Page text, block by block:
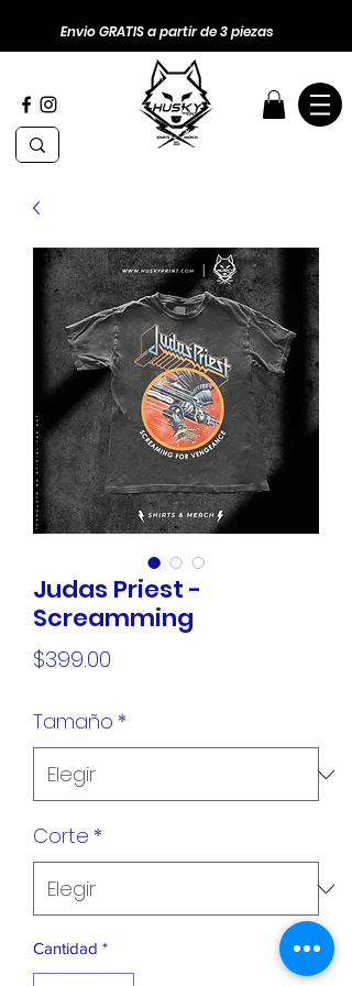
Envio GRATIS a partir de 3 piezas
Judas Priest -
Screamming
$399.00
Tamaño *
Corte *
Cantidad *